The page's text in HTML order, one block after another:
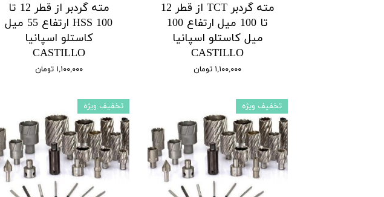
مته گردبر TCT از قطر 12
تا 100 میل ارتفاع 100
میل کاستلو اسپانیا
CASTILLO
۱,۱۰۰,۰۰۰ تومان
مته گردبر از قطر 12 تا
100 HSS ارتفاع 55 میل
کاستلو اسپانیا
CASTILLO
۱,۱۰۰,۰۰۰ تومان
تخفیف ویژه تخفیف ویژه